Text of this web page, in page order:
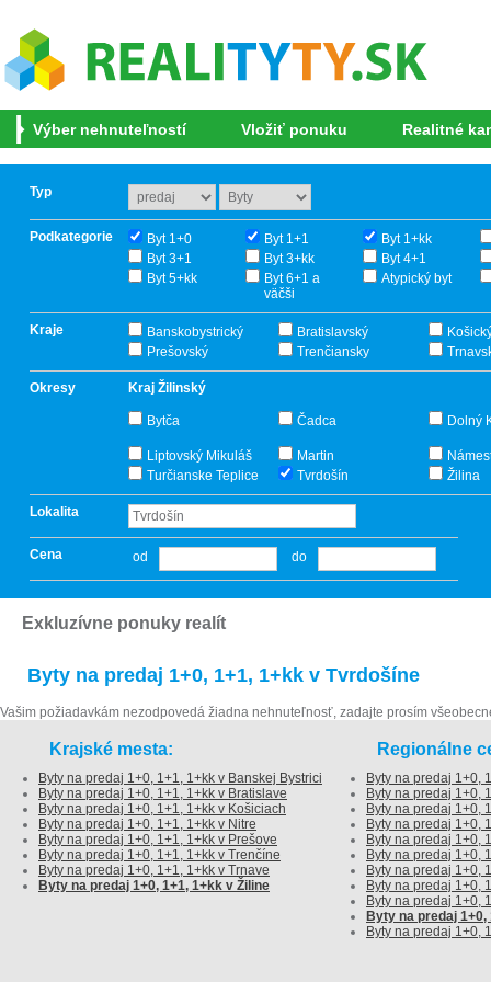
Výber nehnuteľností Vložiť ponuku Realitné
Typ
Podkategorie Byt 1+0 Byt 1+1
Byt 1+kk
Byt 3+1
Byt 3+kk
Byt 4+1
Byt 5+kk
Byt 6+1 a
väčši
Atypický byt
Kraje Banskobystrický Bratislavský
Prešovský
Trenčiansky
Okresy Kraj Žilinský
Bytča Čadca Dolný
Liptovský Mikuláš Martin
Turčianske Teplice
Tvrdošín Žilina
Lokalita
Cena od do
Exkluzívne ponuky realít
Byty na predaj 1+0, 1+1, 1+kk v Tvrdošíne
Vašim požiadavkám nezodpovedá žiadna nehnuteľnosť, zadajte prosím
Krajské mesta:
Byty na predaj 1+0, 1+1, 1+kk v Banskej Bystrici
Byty na predaj 1+0, 1+1, 1+kk v Bratislave
Byty na predaj 1+0, 1+1, 1+kk v Košiciach
Byty na predaj 1+0, 1+1, 1+kk v Nitre
Byty na predaj 1+0, 1+1, 1+kk v Prešove
Byty na predaj 1+0, 1+1, 1+kk v Trenčíne
Byty na predaj 1+0, 1+1, 1+kk v Trnave
Byty na predaj 1+0, 1+1, 1+kk v Žiline
Regionálne
Byty na predaj 1+0,
Byty na predaj 1+0,
Byty na predaj 1+0,
Byty na predaj 1+0,
Byty na predaj 1+0,
Byty na predaj 1+0,
Byty na predaj 1+0,
Byty na predaj 1+0,
Byty na predaj 1+0,
Byty na predaj
Byty na predaj 1+0,